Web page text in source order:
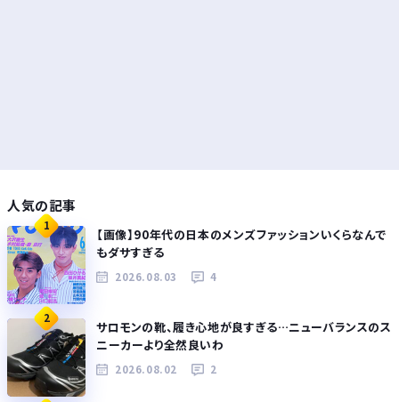
人気の記事
1
【画像】90年代の日本のメンズファッションいくらなんで
もダサすぎる
2026.08.03 4
2
サロモンの靴、履き心地が良すぎる…ニューバランスのス
ニーカーより全然良いわ
2026.08.02 2